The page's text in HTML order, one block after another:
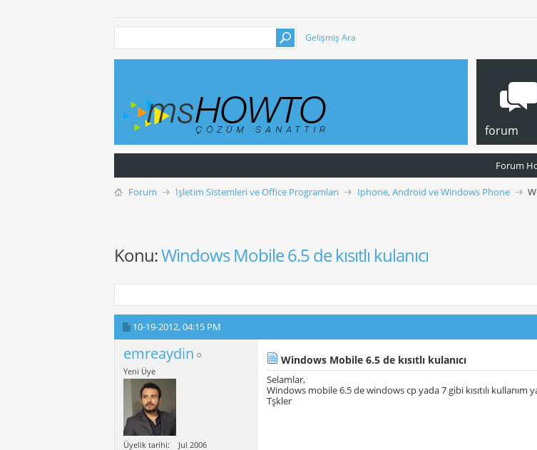
Gelişmiş Ara
forum
Forum
Forum İşletim Sistemleri ve Office Programları Iphone, Android ve Windows Phone
Konu:Windows Mobile 6.5 de kısıtlı kulanıcı
10-19-2012,04:15 PM
emreaydin
Yeni Üye
Üyelik tarihi
Jul 2006
Windows Mobile 6.5 de kısıtlı kulanıcı
Selamlar,
Windows mobile 6.5 de windows cp yada 7 gibi kısıtılı
Tşkler